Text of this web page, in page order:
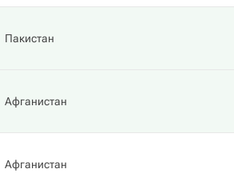
Пакистан
Афганистан
Афганистан